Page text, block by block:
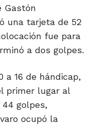
Gastón
una tarjeta de 52
fue para
a dos golpes.
a 16 de hándicap,
primer lugar al
golpes,
ocupó la